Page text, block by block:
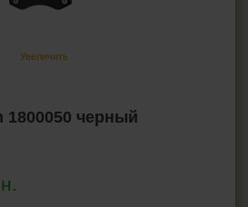
Увеличить
1800050 черный
ПЕПЕЛЬНИЦЫ